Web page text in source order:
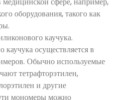
оборудования, такого как
каучука.
осуществляется в
Обычно используемые
тетрафторэтилен,
и другие
мономеры можно